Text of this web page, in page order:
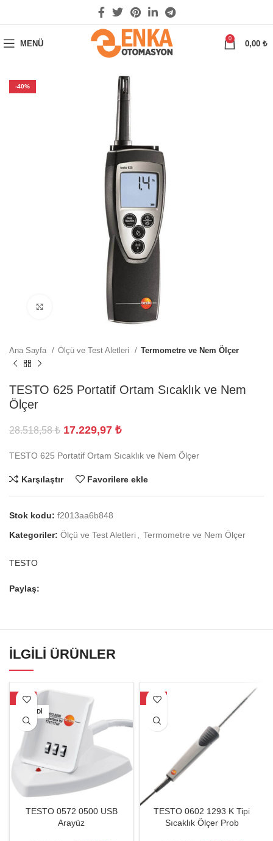
MENÜ
0
0,00 ₺
-40%
Büyütmek için tıklayın
Ana Sayfa Ölçü ve Test Aletleri Termometre ve Nem Ölçer
TESTO 625 Portatif Ortam Sıcaklık ve Nem
Ölçer
28.518,58₺ 17.229,97 ₺
TESTO 625 Portatif Ortam Sıcaklık ve Nem Ölçer
Karşılaştır Favorilere ekle
Stok kodu: f2013aa6b848
Kategoriler: Ölçü ve Test Aletleri Termometre ve Nem Ölçer
TESTO
Paylaş:
İLGILI ÜRÜNLER
-32%
TÜKENDI
TESTO 0572 0500 USB
Arayüz
-40%
TESTO 0602 1293 K Tipi
Sıcaklık Ölçer Prob